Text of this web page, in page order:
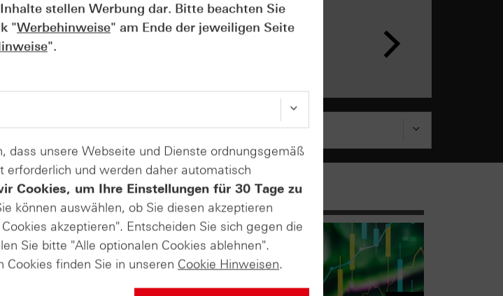
ins Kleingedruckte: Kosten &
bei Derivaten - Webinar
stellen Werbung dar. Bitte beachten Sie
"Werbehinweise" am Ende der jeweiligen Seite
".
dass unsere Webseite und Dienste ordnungsgemäß
erforderlich und werden daher automatisch
Cookies, um Ihre Einstellungen für 30 Tage zu
können auswählen, ob Sie diesen akzeptieren
akzeptieren". Entscheiden Sie sich gegen die
Sie bitte "Alle optionalen Cookies ablehnen".
finden Sie in unseren Cookie Hinweisen.